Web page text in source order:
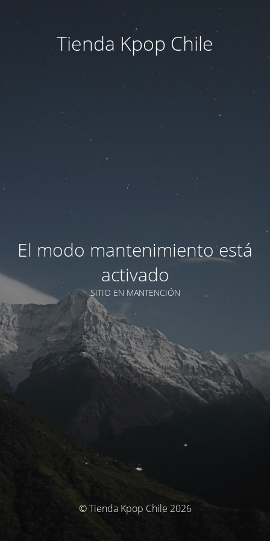
Tienda Kpop Chile
El modo mantenimiento está
activado
SITIO EN MANTENCIÓN
© Tienda Kpop Chile 2026